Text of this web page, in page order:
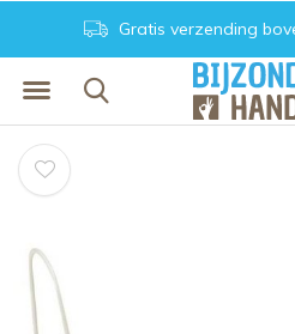
Gratis verzending